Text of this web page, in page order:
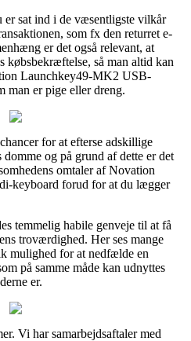
er sat ind i de væsentligste vilkår
som fx den returret e-
er det også relevant, at
købsbekræftelse, så man altid kan
Launchkey49-MK2 USB-
man er pige eller dreng.
for at efterse adskillige
og på grund af dette er det
omtaler af Novation
keyboard forud for at du lægger
temmelig habile genveje til at få
troværdighed. Her ses mange
mulighed for at nedfælde en
på samme måde kan udnyttes
er.
Vi har samarbejdsaftaler med